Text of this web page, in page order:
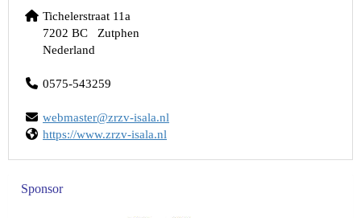
Tichelerstraat 11a
7202 BC Zutphen
Nederland
0575-543259
retsambew@zrzv-isala.nl
https://www.zrzv-isala.nl
Sponsor